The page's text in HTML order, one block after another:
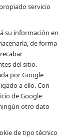
servicio
su información en
de forma
del sitio.
por Google
a ello. Con
de Google
otro dato
de tipo técnico